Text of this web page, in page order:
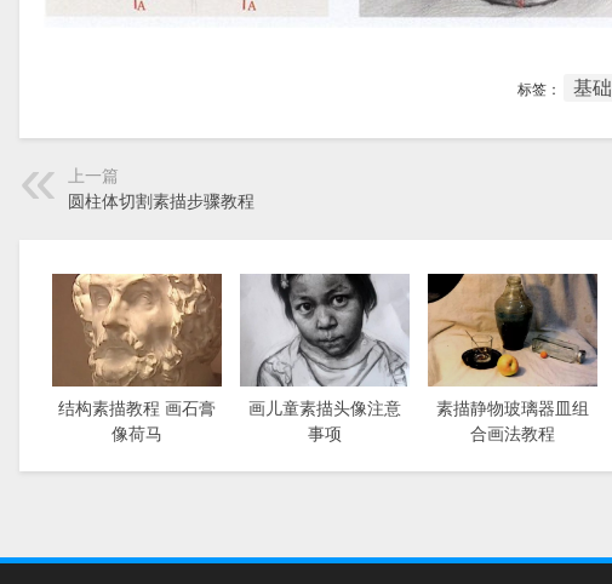
标签： 基础
上一篇
圆柱体切割素描步骤教程
结构素描教程 画石膏
像荷马
画儿童素描头像注意
事项
素描静物玻璃器皿组
合画法教程